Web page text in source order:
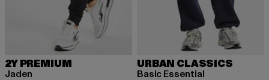
2Y PREMIUM
Jaden
URBAN CLASSICS
Basic Essential